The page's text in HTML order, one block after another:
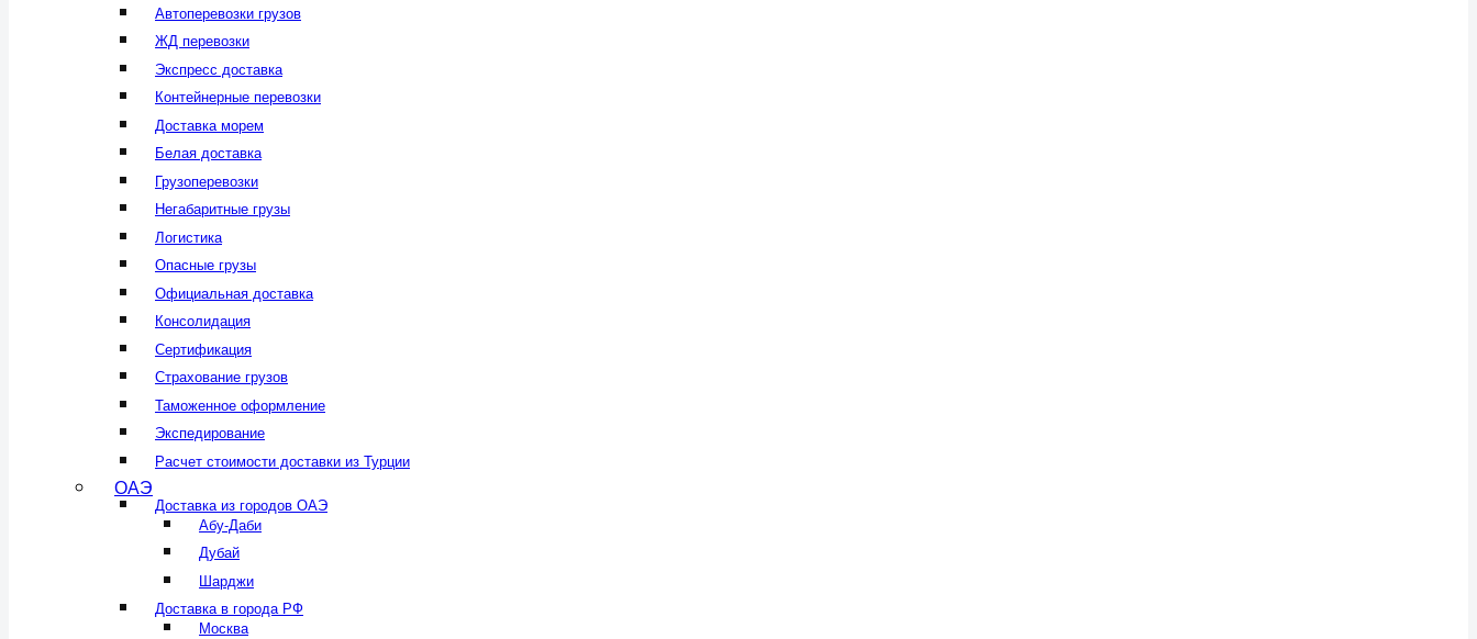
Автоперевозки грузов
ЖД перевозки
Экспресс доставка
Контейнерные перевозки
Доставка морем
Белая доставка
Грузоперевозки
Негабаритные грузы
Логистика
Опасные грузы
Официальная доставка
Консолидация
Сертификация
Страхование грузов
Таможенное оформление
Экспедирование
Расчет стоимости доставки из Турции
ОАЭ
Доставка из городов ОАЭ
Абу-Даби
Дубай
Шарджи
Доставка в города РФ
Москва